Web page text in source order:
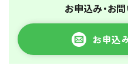
お申込み・お
お申込